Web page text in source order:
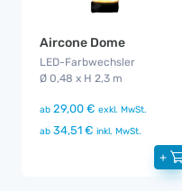
Aircone Dome
LED-Farbwechsler
Ø 0,48 x H 2,3 m
ab 29,00 € exkl. MwSt.
ab 34,51 € inkl. MwSt.
+